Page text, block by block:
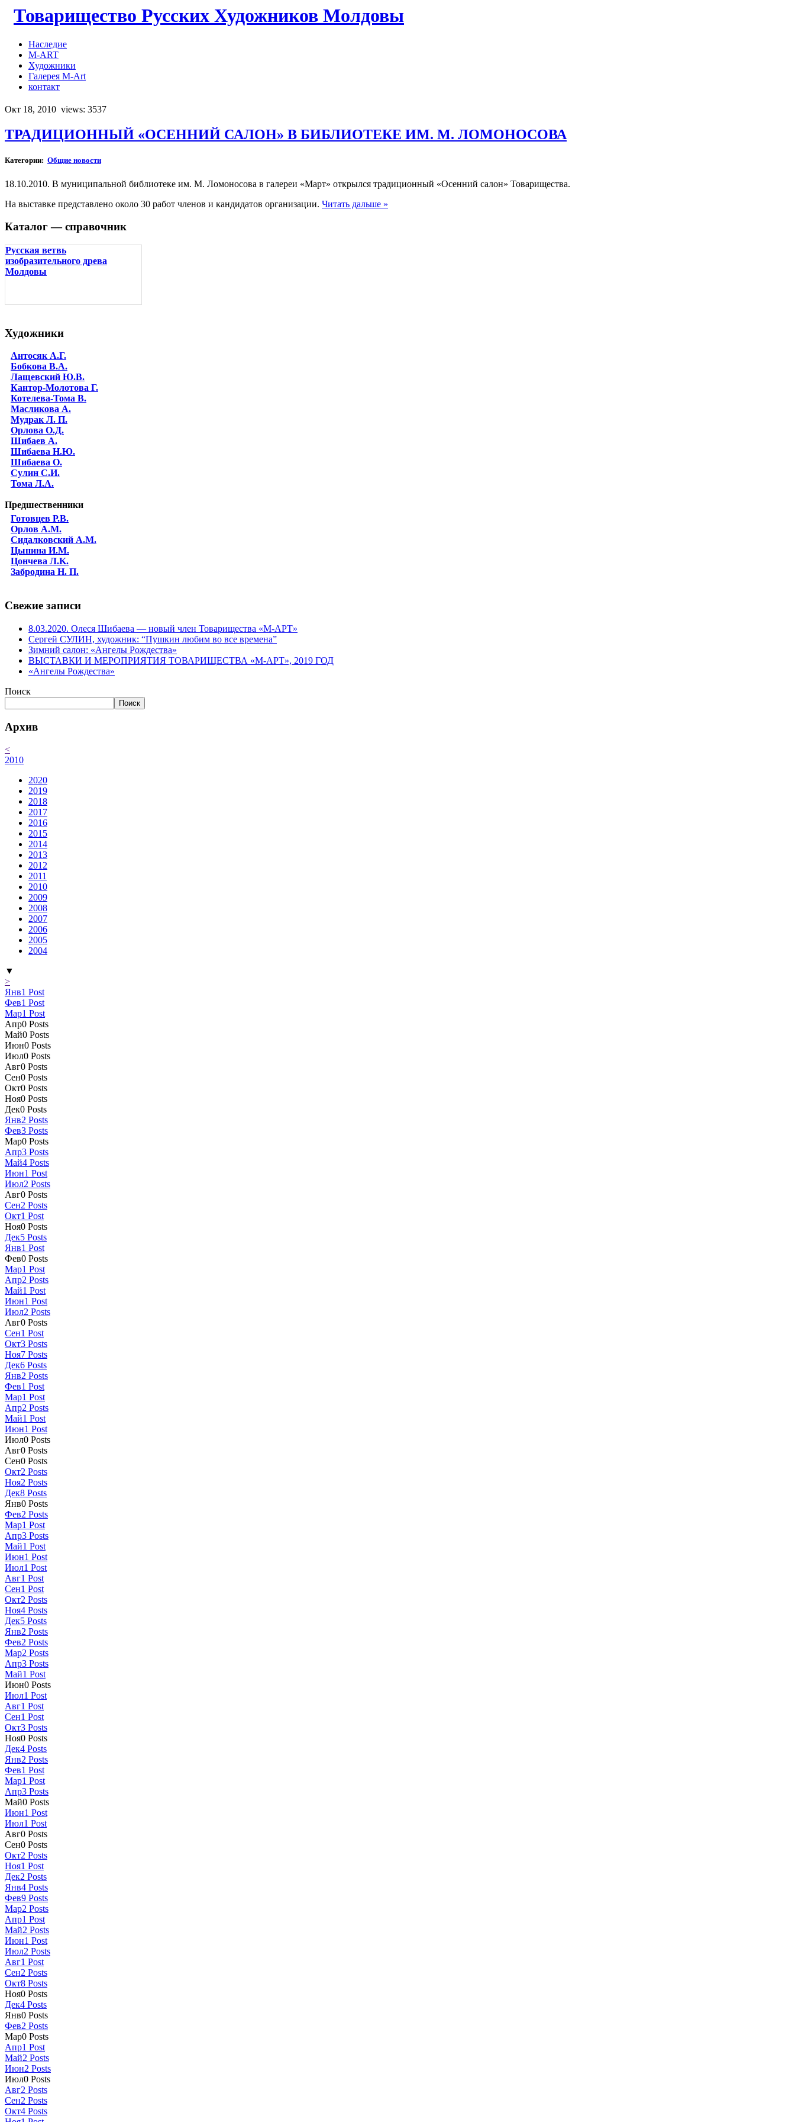
Товарищество Русских Художников Молдовы
Наследие
M-ART
Художники
Галерея M-Art
контакт
Окт 18, 2010 views: 3537
ТРАДИЦИОННЫЙ «ОСЕННИЙ САЛОН» В БИБЛИОТЕКЕ ИМ. М. ЛОМОНОСОВА
Категории: Общие новости
18.10.2010. В муниципальной библиотеке им. М. Ломоносова в галереи «Март» открылся традиционный «Осенний салон» Товарищества.
На выставке представлено около 30 работ членов и кандидатов организации. Читать дальше »
Каталог — справочник
Русская ветвь
изобразительного древа
Молдовы
Художники
Антосяк А.Г.
Бобкова В.А.
Лащевский Ю.В.
Кантор-Молотова Г.
Котелева-Тома В.
Масликова А.
Мудрак Л. П.
Орлова О.Д.
Шибаев А.
Шибаева Н.Ю.
Шибаева O.
Сулин С.И.
Тома Л.А.
Предшественники
Готовцев Р.В.
Орлов А.М.
Сидалковский А.М.
Цыпина И.М.
Цончева Л.K.
Забродина Н. П.
Свежие записи
8.03.2020. Олеся Шибаева — новый член Товарищества «М-АРТ»
Сергей СУЛИН, художник: “Пушкин любим во все времена”
Зимний салон: «Ангелы Рождества»
ВЫСТАВКИ И МЕРОПРИЯТИЯ ТОВАРИЩЕСТВА «М-АРТ», 2019 ГОД
«Ангелы Рождества»
Поиск
Поиск
Архив
<
2010
2020
2019
2018
2017
2016
2015
2014
2013
2012
2011
2010
2009
2008
2007
2006
2005
2004
▼
>
Янв1 Post
Фев1 Post
Мар1 Post
Апр0 Posts
Май0 Posts
Июн0 Posts
Июл0 Posts
Авг0 Posts
Сен0 Posts
Окт0 Posts
Ноя0 Posts
Дек0 Posts
Янв2 Posts
Фев3 Posts
Мар0 Posts
Апр3 Posts
Май4 Posts
Июн1 Post
Июл2 Posts
Авг0 Posts
Сен2 Posts
Окт1 Post
Ноя0 Posts
Дек5 Posts
Янв1 Post
Фев0 Posts
Мар1 Post
Апр2 Posts
Май1 Post
Июн1 Post
Июл2 Posts
Авг0 Posts
Сен1 Post
Окт3 Posts
Ноя7 Posts
Дек6 Posts
Янв2 Posts
Фев1 Post
Мар1 Post
Апр2 Posts
Май1 Post
Июн1 Post
Июл0 Posts
Авг0 Posts
Сен0 Posts
Окт2 Posts
Ноя2 Posts
Дек8 Posts
Янв0 Posts
Фев2 Posts
Мар1 Post
Апр3 Posts
Май1 Post
Июн1 Post
Июл1 Post
Авг1 Post
Сен1 Post
Окт2 Posts
Ноя4 Posts
Дек5 Posts
Янв2 Posts
Фев2 Posts
Мар2 Posts
Апр3 Posts
Май1 Post
Июн0 Posts
Июл1 Post
Авг1 Post
Сен1 Post
Окт3 Posts
Ноя0 Posts
Дек4 Posts
Янв2 Posts
Фев1 Post
Мар1 Post
Апр3 Posts
Май0 Posts
Июн1 Post
Июл1 Post
Авг0 Posts
Сен0 Posts
Окт2 Posts
Ноя1 Post
Дек2 Posts
Янв4 Posts
Фев9 Posts
Мар2 Posts
Апр1 Post
Май2 Posts
Июн1 Post
Июл2 Posts
Авг1 Post
Сен2 Posts
Окт8 Posts
Ноя0 Posts
Дек4 Posts
Янв0 Posts
Фев2 Posts
Мар0 Posts
Апр1 Post
Май2 Posts
Июн2 Posts
Июл0 Posts
Авг2 Posts
Сен2 Posts
Окт4 Posts